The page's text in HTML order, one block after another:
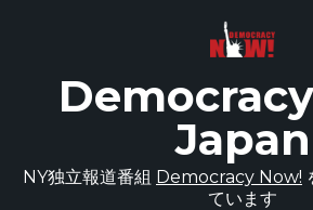
Japan
NY独立報道番組 Democracy Now!
ています